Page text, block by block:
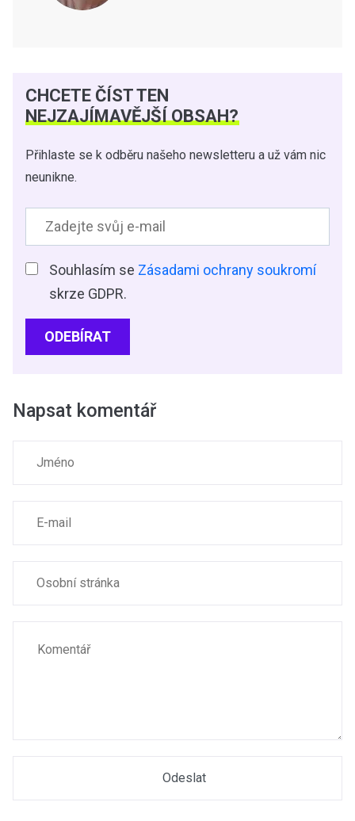
CHCETE ČÍST TEN
NEJZAJÍMAVĚJŠÍ OBSAH?
Přihlaste se k odběru našeho newsletteru a už vám nic
neunikne.
Souhlasím se Zásadami ochrany soukromí
skrze GDPR.
ODEBÍRAT
Napsat komentář